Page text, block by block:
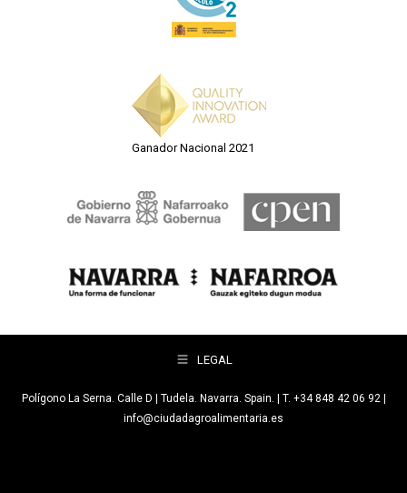
Ganador Nacional 2021
LEGAL
Polígono La Serna. Calle D | Tudela. Navarra. Spain. | T. +34 848 42 06 92 |
info@ciudadagroalimentaria.es